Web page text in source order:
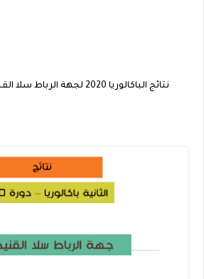
نتائج الباكالوريا 2020 لجهة الرباط سلا القنيطرة في ملف واحد